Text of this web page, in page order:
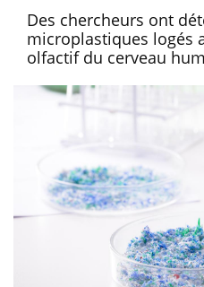
Des chercheurs ont
microplastiques logés
olfactif du cerveau